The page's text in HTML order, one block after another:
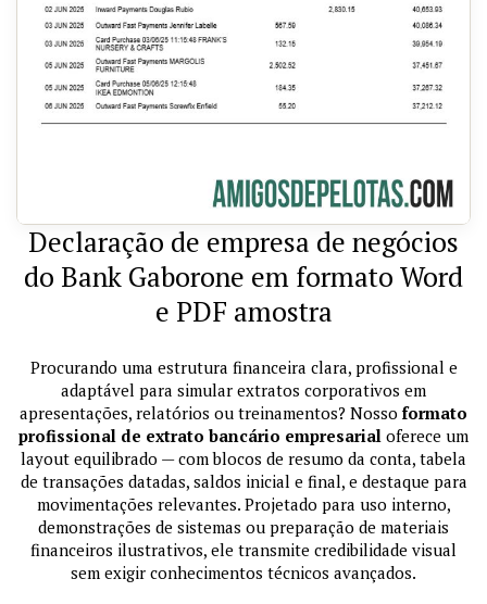
Declaração de empresa de negócios
do Bank Gaborone em formato Word
e PDF amostra
Procurando uma estrutura financeira clara, profissional e
adaptável para simular extratos corporativos em
apresentações, relatórios ou treinamentos? Nosso formato
profissional de extrato bancário empresarial oferece um
layout equilibrado — com blocos de resumo da conta, tabela
de transações datadas, saldos inicial e final, e destaque para
movimentações relevantes. Projetado para uso interno,
demonstrações de sistemas ou preparação de materiais
financeiros ilustrativos, ele transmite credibilidade visual
sem exigir conhecimentos técnicos avançados.